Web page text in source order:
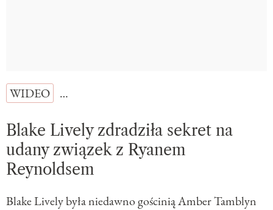
WIDEO …
Blake Lively zdradziła sekret na
udany związek z Ryanem
Reynoldsem
Blake Lively była niedawno gościnią Amber Tamblyn